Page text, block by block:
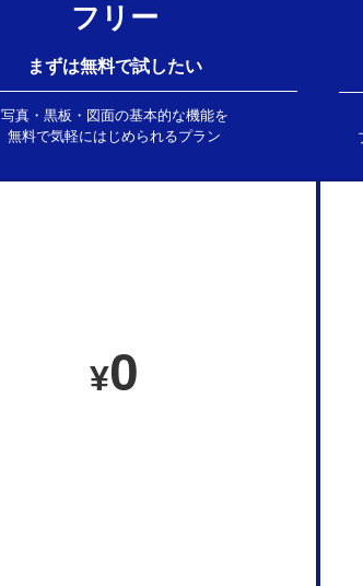
フリー
まずは無料で試したい
写真・黒板・図面の基本的な機能を
無料で気軽にはじめられるプラン
¥0